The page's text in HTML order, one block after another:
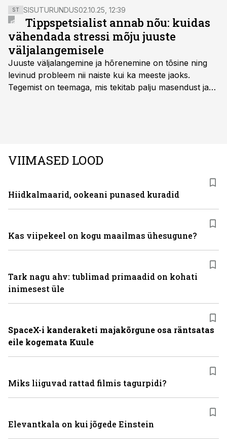
enda kätte võtnud robotid. Kui neid jaamu juurde
rajada, siis me ehk ei upugi omaenda prahi sisse.
ST SISUTURUNDUS02.10.25, 12:39
Tippspetsialist annab nõu: kuidas
vähendada stressi mõju juuste
väljalangemisele
Juuste väljalangemine ja hõrenemine on tõsine ning
levinud probleem nii naiste kui ka meeste jaoks.
Tegemist on teemaga, mis tekitab palju masendust ja
VIIMASED LOOD
Hiidkalmaarid, ookeani punased kuradid
Kas viipekeel on kogu maailmas ühesugune?
Tark nagu ahv: tublimad primaadid on kohati
inimesest üle
SpaceX-i kanderaketi majakõrgune osa räntsatas
eile kogemata Kuule
Miks liiguvad rattad filmis tagurpidi?
Elevantkala on kui jõgede Einstein